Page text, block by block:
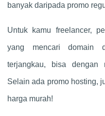
banyak daripada promo
Untuk kamu freelancer,
yang mencari domain
terjangkau, bisa dengan
Selain ada promo hosting,
harga murah!